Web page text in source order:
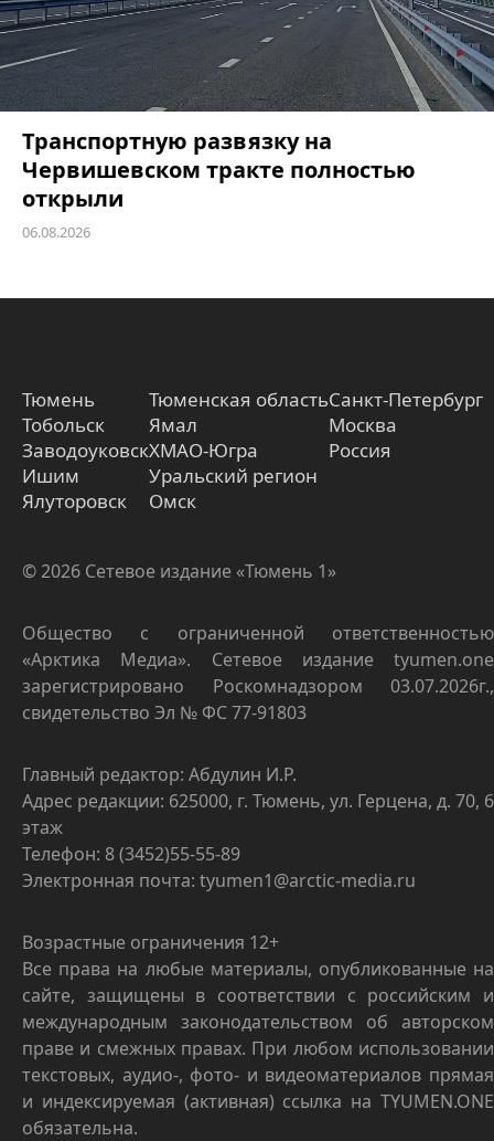
Транспортную развязку на
Червишевском тракте полностью
открыли
06.08.2026
Тюмень
Тобольск
Заводоуковск
Ишим
Ялуторовск
Тюменская область
Ямал
ХМАО-Югра
Уральский регион
Омск
Санкт-Петербург
Москва
Россия
© 2026 Сетевое издание «Тюмень 1»
Общество с ограниченной ответственностью
«Арктика Медиа». Сетевое издание tyumen.one
зарегистрировано Роскомнадзором 03.07.2026г.,
свидетельство Эл № ФС 77-91803
Главный редактор: Абдулин И.Р.
Адрес редакции: 625000, г. Тюмень, ул. Герцена, д. 70, 6
этаж
Телефон: 8 (3452)55-55-89
Электронная почта: tyumen1@arctic-media.ru
Возрастные ограничения 12+
Все права на любые материалы, опубликованные на
сайте, защищены в соответствии с российским и
международным законодательством об авторском
праве и смежных правах. При любом использовании
текстовых, аудио-, фото- и видеоматериалов прямая
и индексируемая (активная) ссылка на TYUMEN.ONE
обязательна.